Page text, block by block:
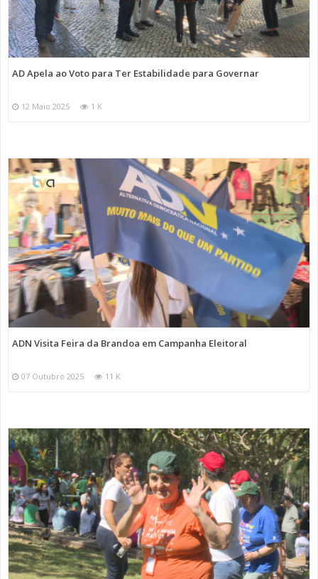
AD Apela ao Voto para Ter Estabilidade para Governar
12 Maio 2025 1 K
ADN Visita Feira da Brandoa em Campanha Eleitoral
07 Outubro 2025 11 K